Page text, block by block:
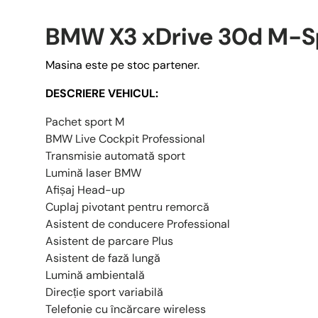
BMW X3 xDrive 30d M-
Masina este pe stoc partener.
DESCRIERE VEHICUL:
Pachet sport M
BMW Live Cockpit Professional
Transmisie automată sport
Lumină laser BMW
Afișaj Head-up
Cuplaj pivotant pentru remorcă
Asistent de conducere Professional
Asistent de parcare Plus
Asistent de fază lungă
Lumină ambientală
Direcție sport variabilă
Telefonie cu încărcare wireless